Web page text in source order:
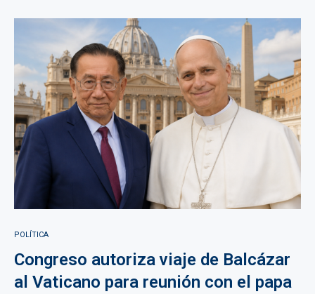
POLÍTICA
Congreso autoriza viaje de Balcázar
al Vaticano para reunión con el papa